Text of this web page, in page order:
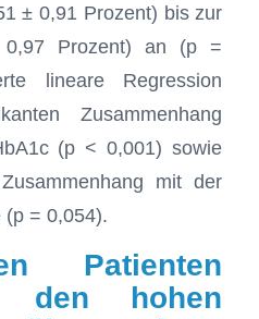
± 0,91 Prozent) bis zur
0,97 Prozent) an (p =
lineare Regression
Zusammenhang
(p < 0,001) sowie
mit der
(p = 0,054).
Patienten
den hohen